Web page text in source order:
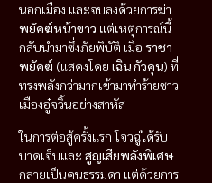
นอกเมือง และจบลงด้วยการฆ่า
พยัคฆ์หน้าขาว แต่เหตุการณ์นี้
กลับนำมาซึ่งภัยพิบัติ เมื่อ ราชา
พยัคฆ์ (แสดงโดย เฉิน กัวคุน) ที่
ทรงพลังกว่ามากเข้ามาทำร้ายชาว
เมืองอู๋จวิ้นอย่างสาหัส
ในการต่อสู้ครั้งแรก โจวฉู่ได้รับ
บาดเจ็บและ สูญเสียพลังพิเศษ
กลายเป็นคนธรรมดา แต่ด้วยการ